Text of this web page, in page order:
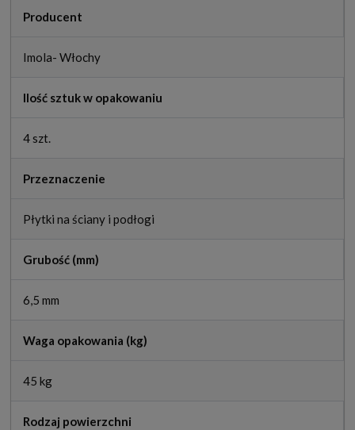
Producent
Imola- Włochy
Ilość sztuk w opakowaniu
4 szt.
Przeznaczenie
Płytki na ściany i podłogi
Grubość (mm)
6,5 mm
Waga opakowania (kg)
45 kg
Rodzaj powierzchni